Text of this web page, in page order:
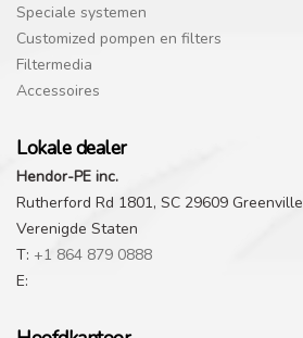
Speciale systemen
Customized pompen en filters
Filtermedia
Accessoires
Lokale dealer
Hendor-PE inc.
Rutherford Rd 1801, SC 29609 Greenville
Verenigde Staten
T: +1 864 879 0888
E: